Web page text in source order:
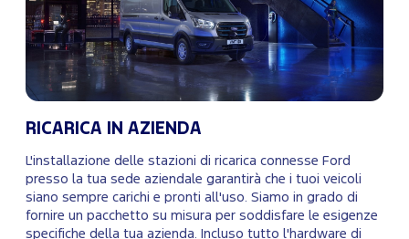
RICARICA IN AZIENDA
L'installazione delle stazioni di ricarica connesse Ford
presso la tua sede aziendale garantirà che i tuoi veicoli
siano sempre carichi e pronti all'uso. Siamo in grado di
fornire un pacchetto su misura per soddisfare le esigenze
specifiche della tua azienda. Incluso tutto l'hardware di